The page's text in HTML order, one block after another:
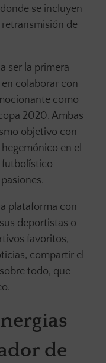
donde se incluyen
de
ser la primera
colaborar con
como
2020. Ambas
objetivo con
en el
futbolístico
plataforma con
deportistas o
favoritos,
compartir el
todo, que
de